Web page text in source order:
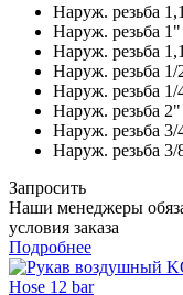
Наруж. резьба
Наруж. резьба 1"
Наруж. резьба
Наруж. резьба 1/
Наруж. резьба 1/
Наруж. резьба 2"
Наруж. резьба 3/
Наруж. резьба 3/
Запросить
Наши менеджеры
условия заказа
Подробнее